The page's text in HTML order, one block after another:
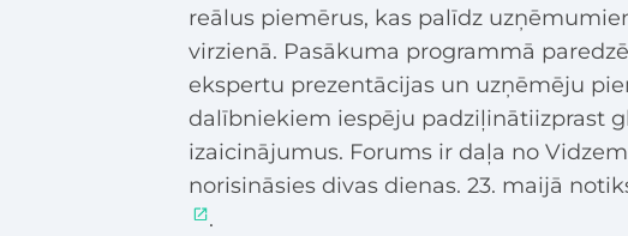
reālus piemērus, kas palīdz
virzienā. Pasākuma programmā
ekspertu prezentācijas un uzņēmēju
dalībniekiem iespēju padziļinātiizprast
izaicinājumus. Forums ir daļa no
norisināsies divas dienas. 23. maijā
.